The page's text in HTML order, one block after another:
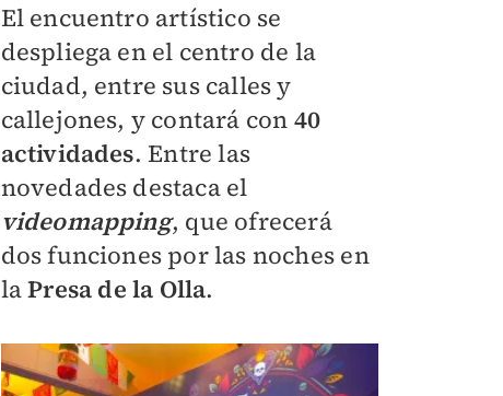
El encuentro artístico se
despliega en el centro de la
ciudad, entre sus calles y
callejones, y contará con 40
actividades. Entre las
novedades destaca el
videomapping, que ofrecerá
dos funciones por las noches en
laPresa de la Olla.